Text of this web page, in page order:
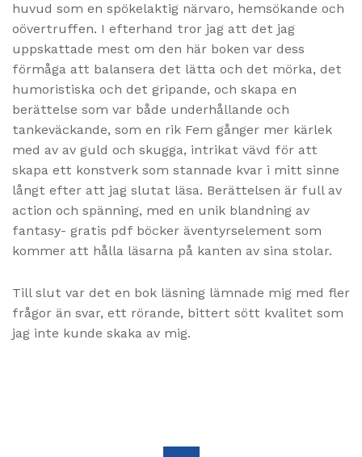
huvud som en spökelaktig närvaro, hemsökande och
oövertruffen. I efterhand tror jag att det jag
uppskattade mest om den här boken var dess
förmåga att balansera det lätta och det mörka, det
humoristiska och det gripande, och skapa en
berättelse som var både underhållande och
tankeväckande, som en rik Fem gånger mer kärlek
med av av guld och skugga, intrikat vävd för att
skapa ett konstverk som stannade kvar i mitt sinne
långt efter att jag slutat läsa. Berättelsen är full av
action och spänning, med en unik blandning av
fantasy- gratis pdf böcker äventyrselement som
kommer att hålla läsarna på kanten av sina stolar.
Till slut var det en bok läsning lämnade mig med fler
frågor än svar, ett rörande, bittert sött kvalitet som
jag inte kunde skaka av mig.